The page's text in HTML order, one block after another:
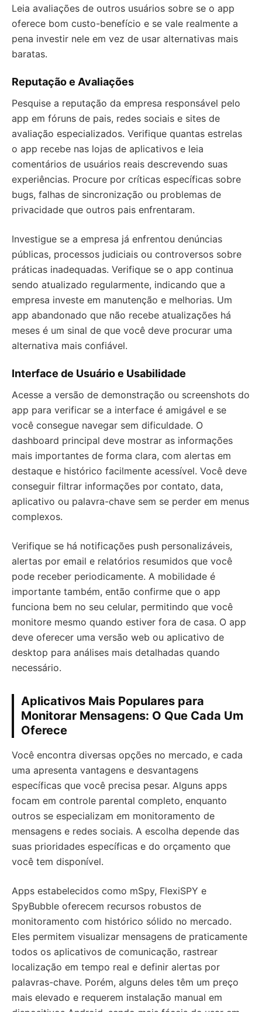
Leia avaliações de outros usuários sobre se o app
oferece bom custo-benefício e se vale realmente a
pena investir nele em vez de usar alternativas mais
baratas.
Reputação e Avaliações
Pesquise a reputação da empresa responsável pelo
app em fóruns de pais, redes sociais e sites de
avaliação especializados. Verifique quantas estrelas
o app recebe nas lojas de aplicativos e leia
comentários de usuários reais descrevendo suas
experiências. Procure por críticas específicas sobre
bugs, falhas de sincronização ou problemas de
privacidade que outros pais enfrentaram.
Investigue se a empresa já enfrentou denúncias
públicas, processos judiciais ou controversos sobre
práticas inadequadas. Verifique se o app continua
sendo atualizado regularmente, indicando que a
empresa investe em manutenção e melhorias. Um
app abandonado que não recebe atualizações há
meses é um sinal de que você deve procurar uma
alternativa mais confiável.
Interface de Usuário e Usabilidade
Acesse a versão de demonstração ou screenshots do
app para verificar se a interface é amigável e se
você consegue navegar sem dificuldade. O
dashboard principal deve mostrar as informações
mais importantes de forma clara, com alertas em
destaque e histórico facilmente acessível. Você deve
conseguir filtrar informações por contato, data,
aplicativo ou palavra-chave sem se perder em menus
complexos.
Verifique se há notificações push personalizáveis,
alertas por email e relatórios resumidos que você
pode receber periodicamente. A mobilidade é
importante também, então confirme que o app
funciona bem no seu celular, permitindo que você
monitore mesmo quando estiver fora de casa. O app
deve oferecer uma versão web ou aplicativo de
desktop para análises mais detalhadas quando
necessário.
Aplicativos Mais Populares para
Monitorar Mensagens: O Que Cada Um
Oferece
Você encontra diversas opções no mercado, e cada
uma apresenta vantagens e desvantagens
específicas que você precisa pesar. Alguns apps
focam em controle parental completo, enquanto
outros se especializam em monitoramento de
mensagens e redes sociais. A escolha depende das
suas prioridades específicas e do orçamento que
você tem disponível.
Apps estabelecidos como mSpy, FlexiSPY e
SpyBubble oferecem recursos robustos de
monitoramento com histórico sólido no mercado.
Eles permitem visualizar mensagens de praticamente
todos os aplicativos de comunicação, rastrear
localização em tempo real e definir alertas por
palavras-chave. Porém, alguns deles têm um preço
mais elevado e requerem instalação manual em